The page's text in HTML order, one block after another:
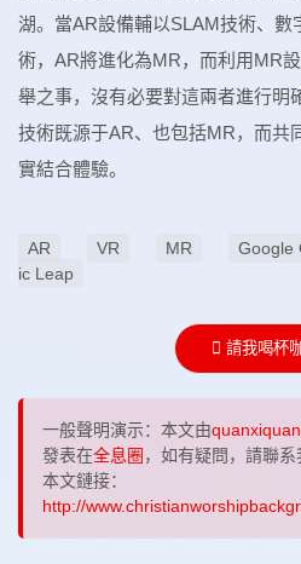
湖。當AR設備輔以SLAM技術、數
術，AR將進化為MR，而利用MR
舉之事，沒有必要對這兩者進行明
技術既源于AR、也包括MR，而共
實結合體驗。
AR VR MR Google
ic Leap
請我喝杯
一般聲明演示：本文由
發表在全息圈 ，如有疑問，請聯系
本文鏈接：
http://